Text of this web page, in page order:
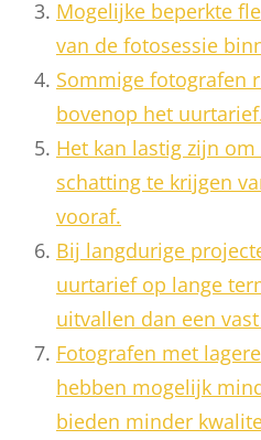
Mogelijke beperkte
van de fotosessie
Sommige fotografen
bovenop het
Het kan lastig zijn
schatting te krijgen
vooraf.
Bij langdurige
uurtarief op lange
uitvallen dan een
Fotografen met
hebben mogelijk
bieden minder